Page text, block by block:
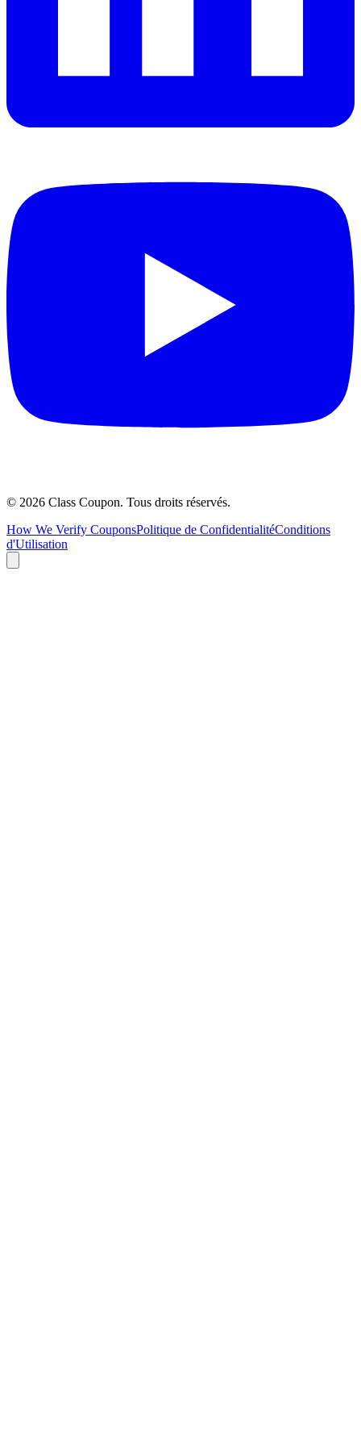
© 2026 Class Coupon. Tous droits réservés.
How We Verify CouponsPolitique de ConfidentialitéConditions
d'Utilisation